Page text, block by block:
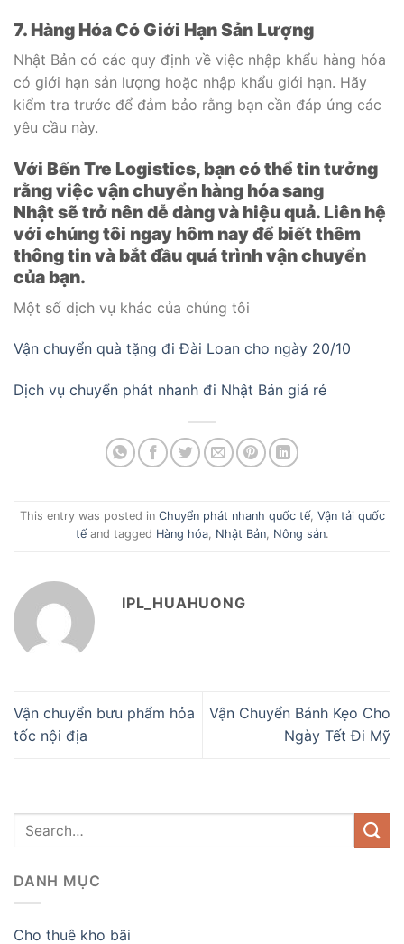
7. Hàng Hóa Có Giới Hạn Sản Lượng
Nhật Bản có các quy định về việc nhập khẩu hàng hóa
có giới hạn sản lượng hoặc nhập khẩu giới hạn. Hãy
kiểm tra trước để đảm bảo rằng bạn cần đáp ứng các
yêu cầu này.
Với Bến Tre Logistics, bạn có thể tin tưởng
rằng việc vận chuyển hàng hóa sang
Nhật sẽ trở nên dễ dàng và hiệu quả. Liên hệ
với chúng tôi ngay hôm nay để biết thêm
thông tin và bắt đầu quá trình vận chuyển
của bạn.
Một số dịch vụ khác của chúng tôi
Vận chuyển quà tặng đi Đài Loan cho ngày 20/10
Dịch vụ chuyển phát nhanh đi Nhật Bản giá rẻ
This entry was posted in Chuyển phát nhanh quốc tế, Vận tải quốc
tếand tagged Hàng hóa, Nhật Bản, Nông sản.
IPL_HUAHUONG
Vận chuyển bưu phẩm hỏa
tốc nội địa
Vận Chuyển Bánh Kẹo Cho
Ngày Tết Đi Mỹ
DANH MỤC
Cho thuê kho bãi